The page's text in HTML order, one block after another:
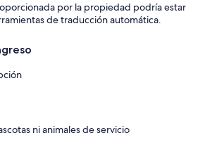
por la propiedad podría estar
de traducción automática.
ni animales de servicio